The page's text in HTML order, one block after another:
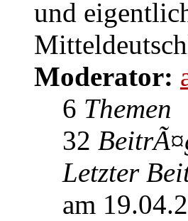
und
Moderator:
6 Themen
32
Letzter
am